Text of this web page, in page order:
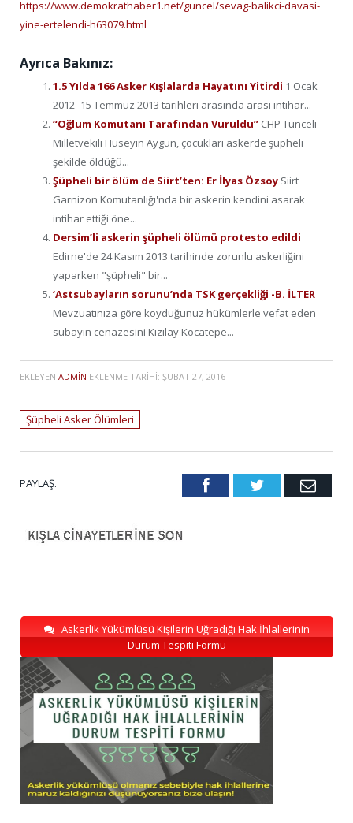
https://www.demokrathaber1.net/guncel/sevag-balikci-davasi-
yine-ertelendi-h63079.html
Ayrıca Bakınız:
1.5 Yılda 166 Asker Kışlalarda Hayatını Yitirdi 1 Ocak
2012- 15 Temmuz 2013 tarihleri arasında arası intihar...
“Oğlum Komutanı Tarafından Vuruldu” CHP Tunceli
Milletvekili Hüseyin Aygün, çocukları askerde şüpheli
şekilde öldüğü...
Şüpheli bir ölüm de Siirt’ten: Er İlyas Özsoy Siirt
Garnizon Komutanlığı'nda bir askerin kendini asarak
intihar ettiği öne...
Dersim’li askerin şüpheli ölümü protesto edildi
Edirne'de 24 Kasım 2013 tarihinde zorunlu askerliğini
yaparken "şüpheli" bir...
‘Astsubayların sorunu’nda TSK gerçekliği -B. İLTER
Mevzuatınıza göre koyduğunuz hükümlerle vefat eden
subayın cenazesini Kızılay Kocatepe...
EKLEYEN ADMIN EKLENME TARIHI: ŞUBAT 27, 2016
Şüpheli Asker Ölümleri
PAYLAŞ. FacebookTwitter Email
Askerlik Yükümlüsü Kişilerin Uğradığı Hak İhlallerinin
Durum Tespiti Formu